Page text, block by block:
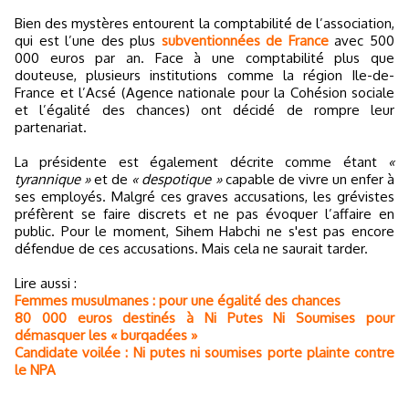
Bien des mystères entourent la comptabilité de l’association,
qui est l’une des plus subventionnées de Franceavec 500
000 euros par an. Face à une comptabilité plus que
douteuse, plusieurs institutions comme la région Ile-de-
France et l’Acsé (Agence nationale pour la Cohésion sociale
et l’égalité des chances) ont décidé de rompre leur
partenariat.
La présidente est également décrite comme étant
«
tyrannique »et de « despotique »capable de vivre un enfer à
ses employés. Malgré ces graves accusations, les grévistes
préfèrent se faire discrets et ne pas évoquer l’affaire en
public. Pour le moment, Sihem Habchi ne s'est pas encore
défendue de ces accusations. Mais cela ne saurait tarder.
Lire aussi :
Femmes musulmanes : pour une égalité des chances
80 000 euros destinés à Ni Putes Ni Soumises pour
démasquer les « burqadées »
Candidate voilée : Ni putes ni soumises porte plainte contre
le NPA